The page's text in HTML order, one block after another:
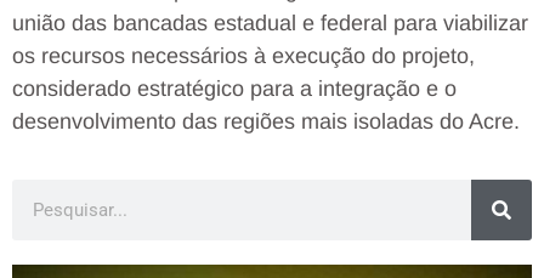
união das bancadas estadual e federal para viabilizar
os recursos necessários à execução do projeto,
considerado estratégico para a integração e o
desenvolvimento das regiões mais isoladas do Acre.